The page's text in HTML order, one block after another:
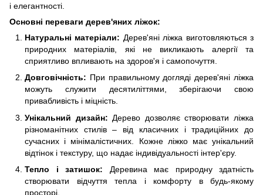
і елегантності.
Основні переваги дерев'яних ліжок:
Натуральні матеріали: Дерев'яні ліжка виготовляються з
природних матеріалів, які не викликають алергії та
сприятливо впливають на здоров'я і самопочуття.
Довговічність: При правильному догляді дерев'яні ліжка
можуть служити десятиліттями, зберігаючи свою
привабливість і міцність.
Унікальний дизайн: Дерево дозволяє створювати ліжка
різноманітних стилів – від класичних і традиційних до
сучасних і мінімалістичних. Кожне ліжко має унікальний
відтінок і текстуру, що надає індивідуальності інтер'єру.
Тепло і затишок: Деревина має природну здатність
створювати відчуття тепла і комфорту в будь-якому
просторі.